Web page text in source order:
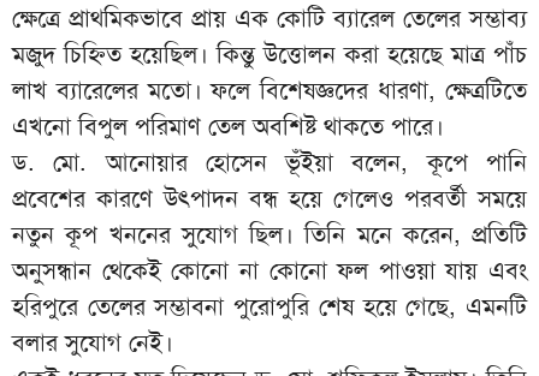
ক্ষেত্রে প্রাথমিকভাবে প্রায় এক কোটি ব্যারেল তেলের সম্ভাব্য
মজুদ চিহ্নিত হয়েছিল। কিন্তু উত্তোলন করা হয়েছে মাত্র পাঁচ
লাখ ব্যারেলের মতো। ফলে বিশেষজ্ঞদের ধারণা, ক্ষেত্রটিতে
এখনো বিপুল পরিমাণ তেল অবশিষ্ট থাকতে পারে।
ড. মো. আনোয়ার হোসেন ভূঁইয়া বলেন, কূপে পানি
প্রবেশের কারণে উৎপাদন বন্ধ হয়ে গেলেও পরবর্তী সময়ে
নতুন কূপ খননের সুযোগ ছিল। তিনি মনে করেন, প্রতিটি
অনুসন্ধান থেকেই কোনো না কোনো ফল পাওয়া যায় এবং
হরিপুরে তেলের সম্ভাবনা পুরোপুরি শেষ হয়ে গেছে, এমনটি
বলার সুযোগ নেই।